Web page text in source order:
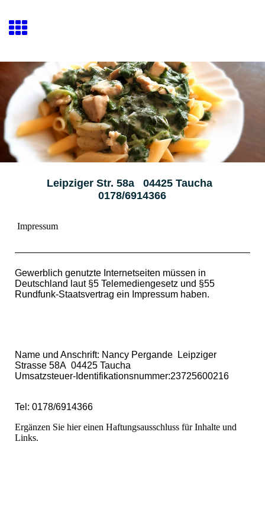
Leipziger Str. 58a 04425 Taucha
0178/6914366
Impressum
Gewerblich genutzte Internetseiten müssen in
Deutschland laut §5 Telemediengesetz und §55
Rundfunk-Staatsvertrag ein Impressum haben.
Name und Anschrift: Nancy Pergande Leipziger
Strasse 58A 04425 Taucha
Umsatzsteuer-Identifikationsnummer:23725600216
Tel: 0178/6914366
Ergänzen Sie hier einen Haftungsausschluss für Inhalte und
Links.